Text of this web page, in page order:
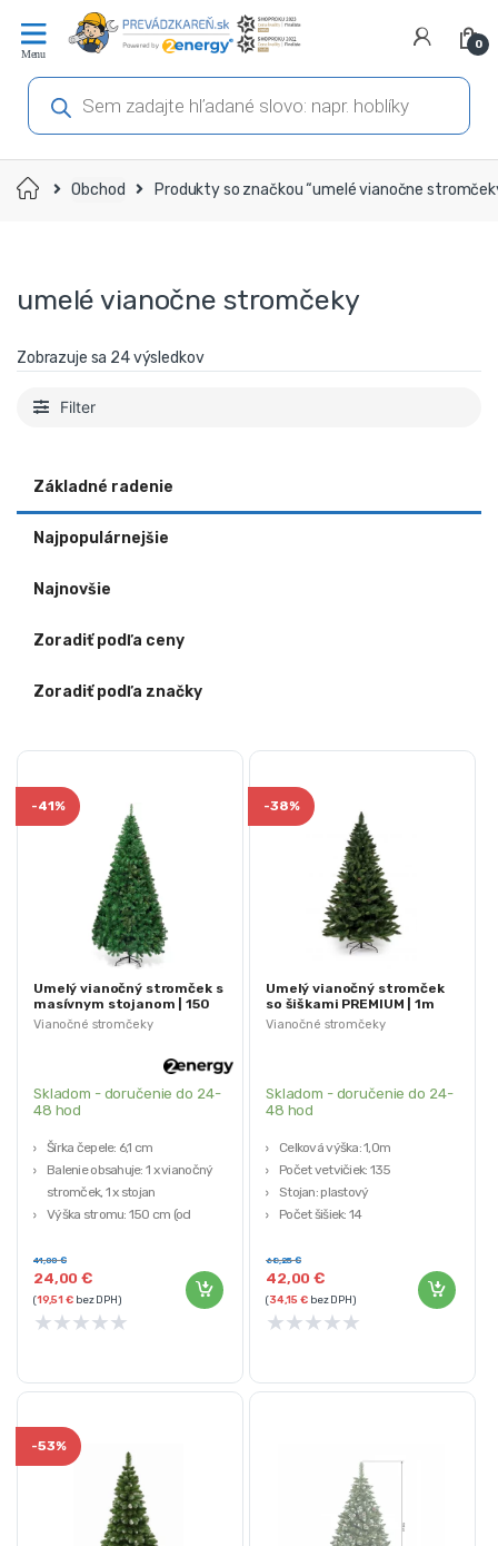
navigáciu
obsah
0
Products
search
Domov Obchod Produkty so značkou “umelé vianočne
umelé vianočne stromčeky
Zobrazuje sa 24 výsledkov
Filter
Základné radenie
Najpopulárnejšie
Najnovšie
Zoradiť podľa ceny
Zoradiť podľa značky
Vianočné stromčeky
-41%
Umelý vianočný stromček s
masívnym stojanom | 150
cm
Skladom - doručenie do 24-
48 hod
Šírka čepele: 6,1 cm
Balenie obsahuje: 1 x vianočný
stromček, 1 x stojan
Výška stromu: 150 cm (od
stromu)
Počet tipov: 350 tipov
Hmotnosť: asi 1.80 kg
24,00€
41,00€
(19,51€bez DPH)
★★★★★
Vianočné stromčeky
-38%
Umelý vianočný stromček
so šiškami PREMIUM | 1m
Skladom - doručenie do 24-
48 hod
Celková výška: 1,0m
Počet vetvičiek: 135
Stojan: plastový
Počet šišiek: 14
42,00€
68,25€
(34,15€bez DPH)
★★★★★
-53%